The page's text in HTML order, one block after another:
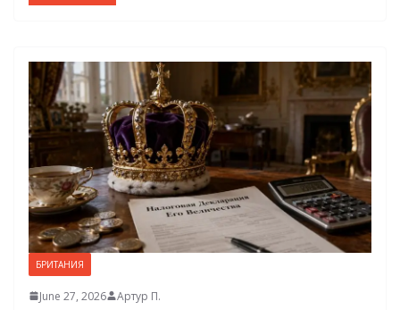
БРИТАНИЯ
June 27, 2026 Артур П.